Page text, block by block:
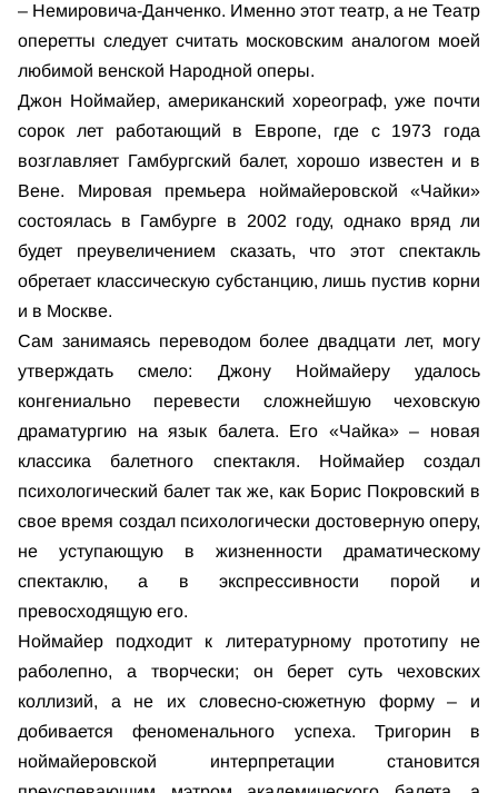
– Немировича-Данченко. Именно этот театр, а не Театр
оперетты следует считать московским аналогом моей
любимой венской Народной оперы.
Джон Ноймайер, американский хореограф, уже почти
сорок лет работающий в Европе, где с 1973 года
возглавляет Гамбургский балет, хорошо известен и в
Вене. Мировая премьера ноймайеровской «Чайки»
состоялась в Гамбурге в 2002 году, однако вряд ли
будет преувеличением сказать, что этот спектакль
обретает классическую субстанцию, лишь пустив корни
и в Москве.
Сам занимаясь переводом более двадцати лет, могу
утверждать смело: Джону Ноймайеру удалось
конгениально перевести сложнейшую чеховскую
драматургию на язык балета. Его «Чайка» – новая
классика балетного спектакля. Ноймайер создал
психологический балет так же, как Борис Покровский в
свое время создал психологически достоверную оперу,
не уступающую в жизненности драматическому
спектаклю, а в экспрессивности порой и
превосходящую его.
Ноймайер подходит к литературному прототипу не
раболепно, а творчески; он берет суть чеховских
коллизий, а не их словесно-сюжетную форму – и
добивается феноменального успеха. Тригорин в
ноймайеровской интерпретации становится